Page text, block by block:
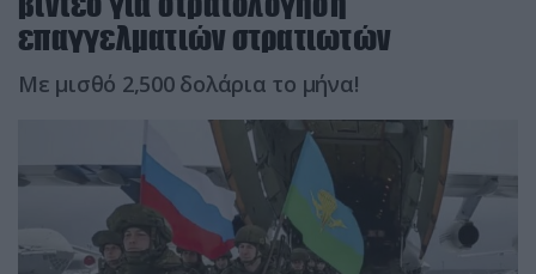
επαγγελματιών στρατιωτών
Με μισθό 2,500 δολάρια το μήνα!